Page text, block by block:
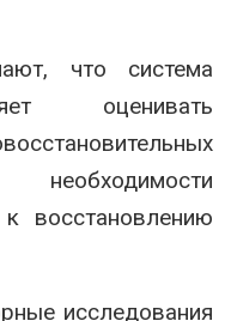
что система
оценивать
восстановлению
исследования